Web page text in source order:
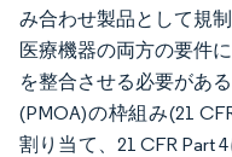
み合わせ製品として規
医療機器の両方の要件
を整合させる必要があ
(PMOA)の枠組み(21
割り当て、21 CFR Part